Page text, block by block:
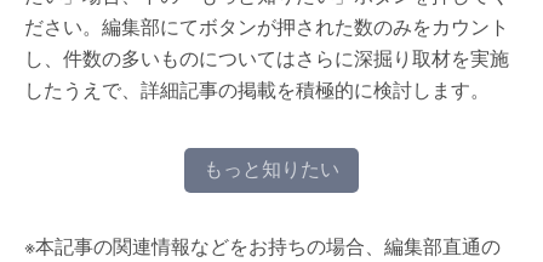
ださい。編集部にてボタンが押された数のみをカウント
し、件数の多いものについてはさらに深掘り取材を実施
したうえで、詳細記事の掲載を積極的に検討します。
もっと知りたい
※本記事の関連情報などをお持ちの場合、編集部直通の